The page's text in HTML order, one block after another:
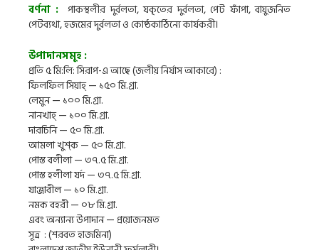
বর্ণনা : পাকস্থলীর দুর্বলতা, যকৃতের দুর্বলতা, পেট ফাঁপা, বায়ুজনিত
পেটব্যথা, হজমের দুর্বলতা ও কোষ্ঠকাঠিন্যে কার্যকরী।
উপাদানসমূহ :
প্রতি ৫ মি:লি: সিরাপ-এ আছে (জলীয় নির্যাস আকারে) :
ফিলফিল সিয়াহ্ — ১৫০ মি.গ্রা.
লেমুন — ১০০ মি.গ্রা.
নানখাহ্ — ১০০ মি.গ্রা.
দারচিনি — ৫০ মি.গ্রা.
আমলা খুশ্ক — ৫০ মি.গ্রা.
পোস্ত বলীলা — ৩৭.৫ মি.গ্রা.
পোস্ত হলীলা যর্দ — ৩৭.৫ মি.গ্রা.
যাঞ্জাবীল — ১০ মি.গ্রা.
নমক বহরী — ০৮ মি.গ্রা.
এবং অন্যান্য উপাদান — প্রয়োজনমত
সূত্র : (শরবত হাজমিনা)